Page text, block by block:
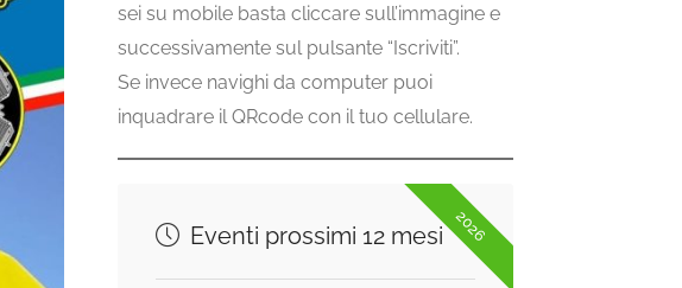
sei su mobile basta cliccare sull’immagine e
successivamente sul pulsante “Iscriviti”.
Se invece navighi da computer puoi
inquadrare il QRcode con il tuo cellulare.
2026
Eventi prossimi 12 mesi